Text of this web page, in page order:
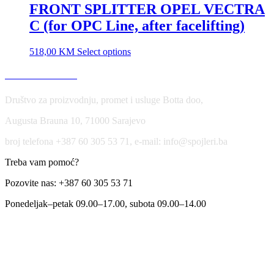
FRONT SPLITTER OPEL VECTRA
C (for OPC Line, after facelifting)
518,00 KM Select options
Društvo za proizvodnju, promet i usluge Botta doo,
Augusta Brauna 10, 71000 Sarajevo
broj telefona +387 60 305 53 71, e-mail: info@spojleri.ba
Treba vam pomoć?
Pozovite nas: +387 60 305 53 71
Ponedeljak–petak 09.00–17.00, subota 09.00–14.00